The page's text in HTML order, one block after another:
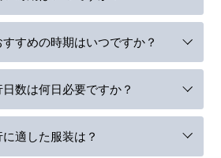
すめの時期はいつですか？
数は何日必要ですか？
適した服装は？